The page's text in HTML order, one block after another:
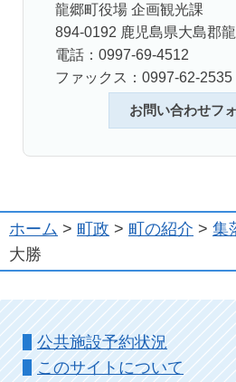
龍郷町役場 企画観光課
894-0192 鹿児島県大島郡
電話：0997-69-4512
ファックス：0997-62-2535
お問い合わせフ
ホーム > 町政 > 町の紹介 > 集
大勝
公共施設予約状況
このサイトについて